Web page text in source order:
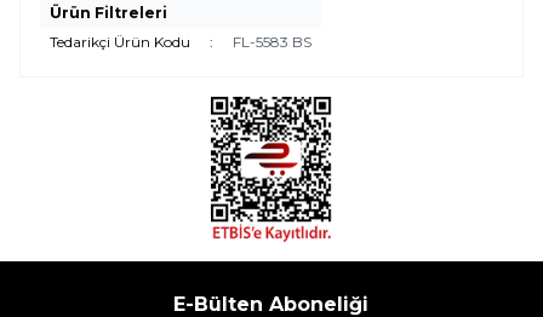
Ürün Filtreleri
Tedarikçi Ürün Kodu
: FL-5583 BS
E-Bülten Aboneliği